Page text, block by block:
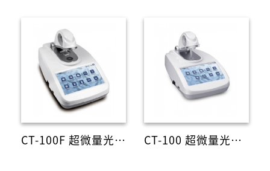
CT-100F 超微量光譜儀 CT-100 超微量光譜儀